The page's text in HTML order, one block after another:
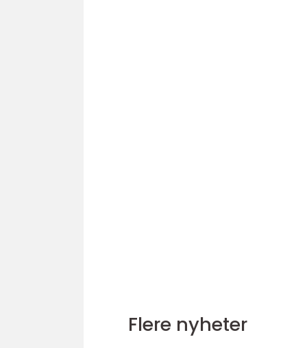
Flere nyheter